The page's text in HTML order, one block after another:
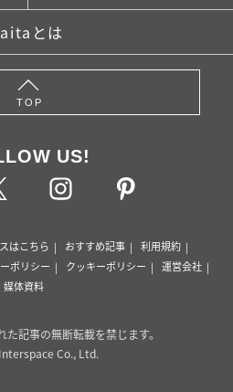
とは
TOP
US!
はこちら おすすめ記事
利用規約
ポリシー クッキーポリシー
運営会社
媒体資料
た記事の無断転載を禁じます。
Co., Ltd.